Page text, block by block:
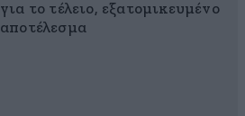
για το τέλειο, εξατομικευμένο
αποτέλεσμα